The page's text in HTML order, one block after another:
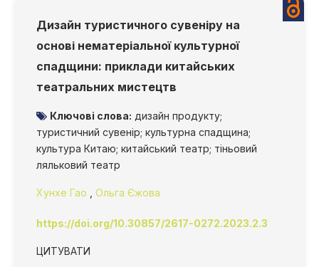
Дизайн туристичного сувеніру на
основі нематеріальної культурної
спадщини: приклади китайських
театральних мистецтв
Ключові слова: дизайн продукту;
туристичний сувенір; культурна спадщина;
культура Китаю; китайський театр; тіньовий
ляльковий театр
Хунхе Гао Ольга Єжова
https://doi.org/10.30857/2617-0272.2023.2.3
ЦИТУВАТИ